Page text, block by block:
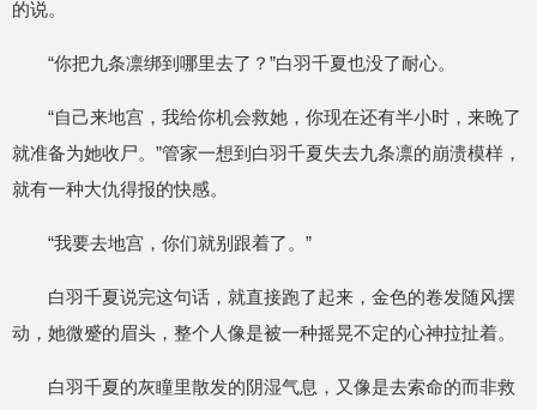
的说。
“你把九条凛绑到哪里去了？”白羽千夏也没了耐心。
“自己来地宫，我给你机会救她，你现在还有半小时，来晚了
就准备为她收尸。”管家一想到白羽千夏失去九条凛的崩溃模样，
就有一种大仇得报的快感。
“我要去地宫，你们就别跟着了。”
白羽千夏说完这句话，就直接跑了起来，金色的卷发随风摆
动，她微蹙的眉头，整个人像是被一种摇晃不定的心神拉扯着。
白羽千夏的灰瞳里散发的阴湿气息，又像是去索命的而非救